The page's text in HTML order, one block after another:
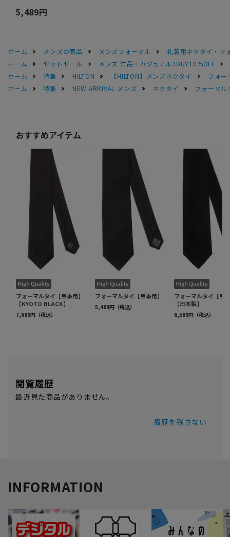
5,489円
ホーム メンズの商品 メンズフォーマル
礼装用ネクタイ・フ
ホーム
セットセール
メンズ 洋品・カジュアル2BUY10%OFF
ホーム
特集 HILTON 【HILTON】メンズネクタイ
フォー
ホーム
特集 NEW ARRIVAL メンズ ネクタイ フォーマル
閲覧履歴
最近見た商品がありません。
履歴を残さない
INFORMATION